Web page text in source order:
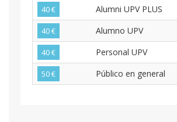
40 € Alumni UPV PLUS
40 € Alumno UPV
40 € Personal UPV
50 € Público en general